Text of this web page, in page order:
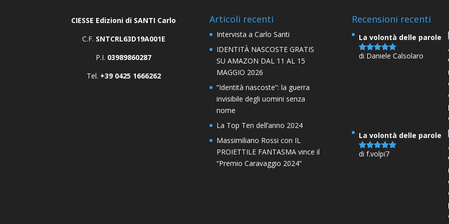
CIESSE Edizioni di SANTI Carlo
C.F. SNTCRL63D19A001E
P.I. 03989860287
Tel. +39 0425 1666262
Articoli recenti
Intervista a Carlo Santi
IDENTITÀ NASCOSTE GRATIS
SU AMAZON DAL 11 AL 15
MAGGIO 2026
“Identità nascoste”: la guerra
invisibile degli uomini senza
nome
La Top Ten dell’anno 2024
Massimiliano Rossi con IL
PROIETTILE FANTASMA vince il
“Premio Caravaggio 2024”
Recensioni recenti
La volontà delle parole
Valutato5
di Daniele Calsolaro
La volontà delle parole
Valutato 5
di f.volpi7